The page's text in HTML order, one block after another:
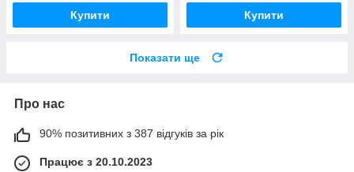
Купити Купити
Показати ще
Про нас
90% позитивних з 387 відгуків за рік
Працює з 20.10.2023